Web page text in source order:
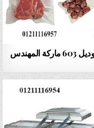
ماكينة تغليف الاطعمة بسحب الهواء موديل 603 ماركة المهندس